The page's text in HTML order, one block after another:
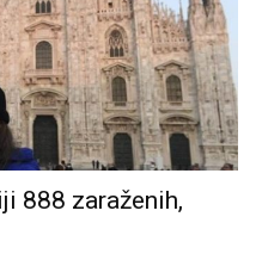
888 zaraženih,